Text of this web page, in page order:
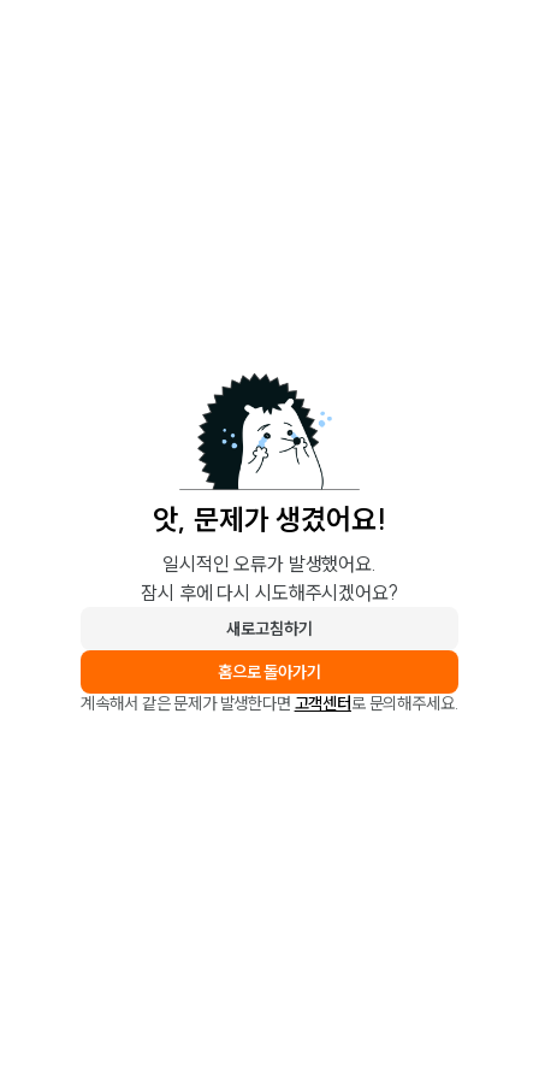
앗, 문제가 생겼어요!
일시적인 오류가 발생했어요.
잠시 후에 다시 시도해주시겠어요?
새로고침하기
홈으로 돌아가기
계속해서 같은 문제가 발생한다면 고객센터로 문의해주세요.